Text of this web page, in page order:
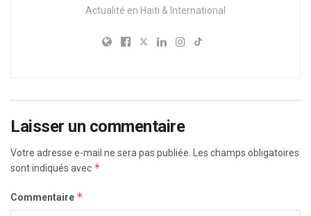
Actualité en Haiti & International
Laisser un commentaire
Votre adresse e-mail ne sera pas publiée. Les champs obligatoires
sont indiqués avec *
Commentaire *